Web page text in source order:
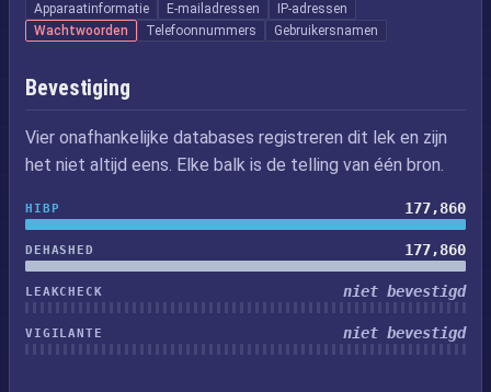
Apparaatinformatie E-mailadressen
IP-adressen
Wachtwoorden
Telefoonnummers Gebruikersnamen
Bevestiging
Vier onafhankelijke databases registreren dit lek en zijn
het niet altijd eens. Elke balk is de telling van één bron.
HIBP 177,860
DEHASHED 177,860
LEAKCHECK niet bevestigd
VIGILANTE niet bevestigd